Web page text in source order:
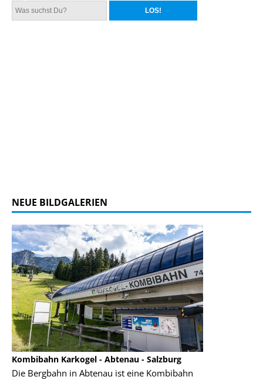
NEUE BILDGALERIEN
Kombibahn Karkogel - Abtenau - Salzburg
Die Bergbahn in Abtenau ist eine Kombibahn